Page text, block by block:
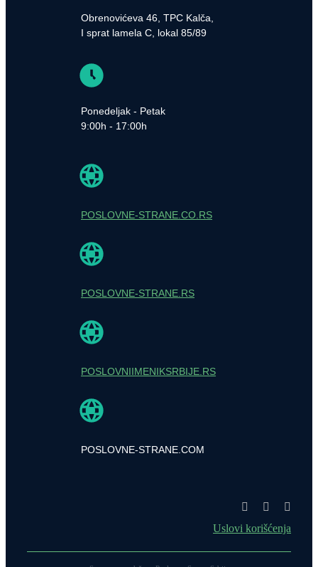
Obrenovićeva 46, TPC Kalča,
I sprat lamela C, lokal 85/89
Ponedeljak - Petak
9:00h - 17:00h
POSLOVNE-STRANE.CO.RS
POSLOVNE-STRANE.RS
POSLOVNIIMENIKSRBIJE.RS
POSLOVNE-STRANE.COM
Uslovi korišćenja